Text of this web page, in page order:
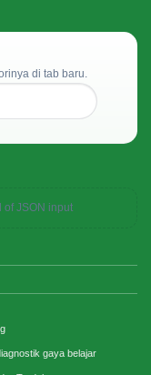
di tab baru.
of JSON input
gaya belajar